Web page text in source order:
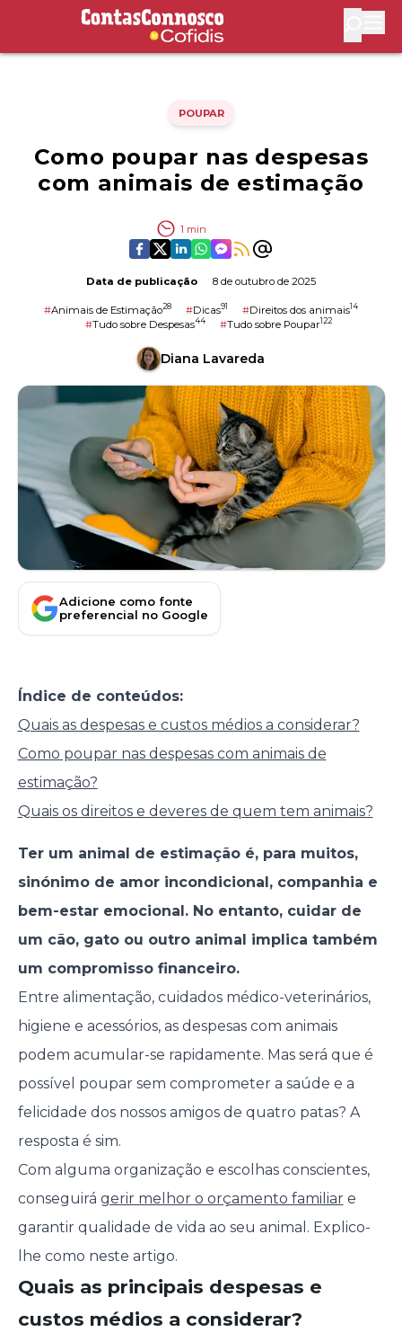
Contas Connosco by Cofidis
POUPAR
Como poupar nas despesas
com animais de estimação
1 min
Data de publicação 8 de outubro de 2025
#Animais de Estimação28 #Dicas91 #Direitos dos animais14
#Tudo sobre Despesas44 #Tudo sobre Poupar122
Diana Lavareda
Adicione como fonte
preferencial no Google
Índice de conteúdos:
Quais as despesas e custos médios a considerar?
Como poupar nas despesas com animais de
estimação?
Quais os direitos e deveres de quem tem animais?
Ter um animal de estimação é, para muitos,
sinónimo de amor incondicional, companhia e
bem-estar emocional. No entanto, cuidar de
um cão, gato ou outro animal implica também
um compromisso financeiro.
Entre alimentação, cuidados médico-veterinários,
higiene e acessórios, as despesas com animais
podem acumular-se rapidamente. Mas será que é
possível poupar sem comprometer a saúde e a
felicidade dos nossos amigos de quatro patas? A
resposta é sim.
Com alguma organização e escolhas conscientes,
conseguirá gerir melhor o orçamento familiare
garantir qualidade de vida ao seu animal. Explico-
lhe como neste artigo.
Quais as principais despesas e
custos médios a considerar?